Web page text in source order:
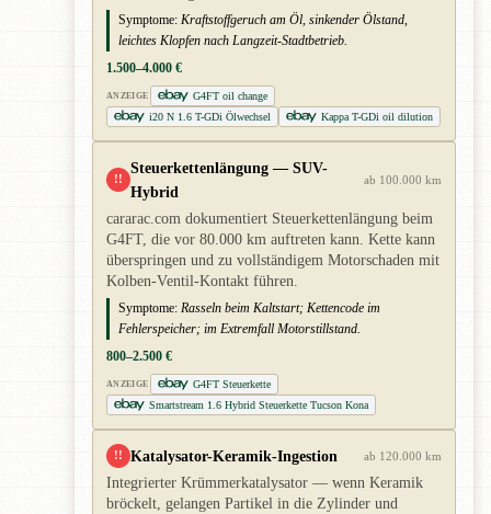
Symptome: Kraftstoffgeruch am Öl, sinkender Ölstand,
leichtes Klopfen nach Langzeit-Stadtbetrieb.
1.500–4.000 €
ANZEIGE
G4FT oil change
i20 N 1.6 T-GDi Ölwechsel
Kappa T-GDi oil dilution
!!
Steuerkettenlängung — SUV-
Hybrid
ab 100.000 km
cararac.com dokumentiert Steuerkettenlängung beim
G4FT, die vor 80.000 km auftreten kann. Kette kann
überspringen und zu vollständigem Motorschaden mit
Kolben-Ventil-Kontakt führen.
Symptome: Rasseln beim Kaltstart; Kettencode im
Fehlerspeicher; im Extremfall Motorstillstand.
800–2.500 €
ANZEIGE
G4FT Steuerkette
Smartstream 1.6 Hybrid Steuerkette Tucson Kona
!! Katalysator-Keramik-Ingestion ab 120.000 km
Integrierter Krümmerkatalysator — wenn Keramik
bröckelt, gelangen Partikel in die Zylinder und